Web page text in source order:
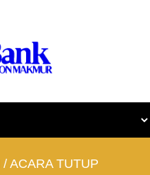
/ ACARA TUTUP